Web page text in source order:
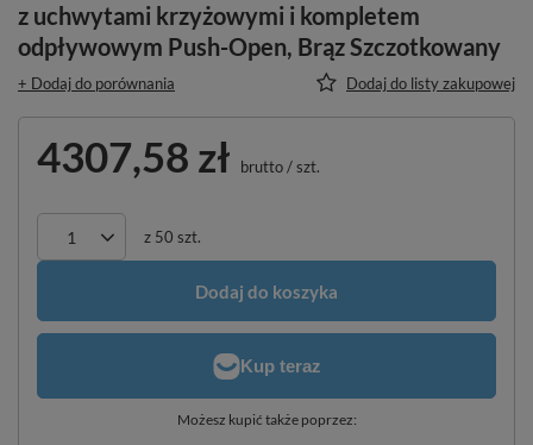
z uchwytami krzyżowymi i kompletem
odpływowym Push-Open, Brąz Szczotkowany
+ Dodaj do porównania Dodaj do listy zakupowej
4307,58 zł brutto/szt.
z 50 szt.
Dodaj do koszyka
Możesz kupić także poprzez: